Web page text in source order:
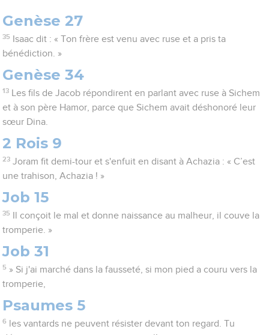
Genèse 27
35
Isaac dit : « Ton frère est venu avec ruse et a pris ta
bénédiction. »
Genèse 34
13
Les fils de Jacob répondirent en parlant avec ruse à Sichem
et à son père Hamor, parce que Sichem avait déshonoré leur
sœur Dina.
2 Rois 9
23 Joram fit demi-tour et s'enfuit en disant à Achazia : « C’est
une trahison, Achazia ! »
Job 15
35
Il conçoit le mal et donne naissance au malheur, il couve la
tromperie. »
Job 31
5 » Si j'ai marché dans la fausseté, si mon pied a couru vers la
tromperie,
Psaumes 5
6
les vantards ne peuvent résister devant ton regard. Tu